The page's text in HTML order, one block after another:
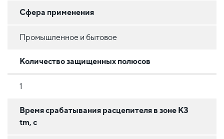
Сфера применения
Промышленное и бытовое
Количество защищенных полюсов
1
Время срабатывания расцепителя в зоне КЗ
tm, с